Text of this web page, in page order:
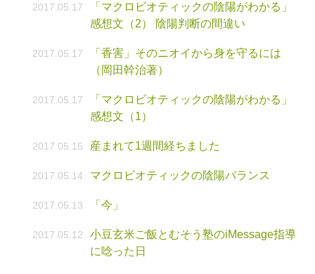
2017.05.17
「マクロビオティックの陰陽がわかる」
感想文（2） 陰陽判断の間違い
2017.05.17
「香害」そのニオイから身を守るには
（岡田幹治著）
2017.05.17
「マクロビオティックの陰陽がわかる」
感想文（1）
2017.05.15 産まれて1週間経ちました
2017.05.14 マクロビオティックの陰陽バランス
2017.05.13 「今」
2017.05.12
小豆玄米ご飯とむそう塾のiMessage指導
に唸った日